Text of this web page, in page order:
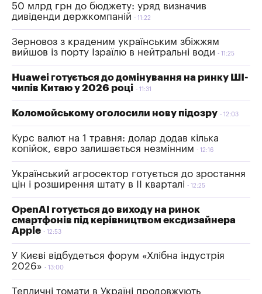
50 млрд грн до бюджету: уряд визначив
дивіденди держкомпаній
11:22
Зерновоз з краденим українським збіжжям
вийшов із порту Ізраїлю в нейтральні води
11:25
Huawei готується до домінування на ринку ШІ-
чипів Китаю у 2026 році
11:31
Коломойському оголосили нову підозру 12:03
Курс валют на 1 травня: долар додав кілька
копійок, євро залишається незмінним
12:16
Український агросектор готується до зростання
цін і розширення штату в II кварталі
12:25
OpenAI готується до виходу на ринок
смартфонів під керівництвом ексдизайнера
Apple
12:53
У Києві відбудеться форум «Хлібна індустрія
2026»
13:00
Тепличні томати в Україні продовжують